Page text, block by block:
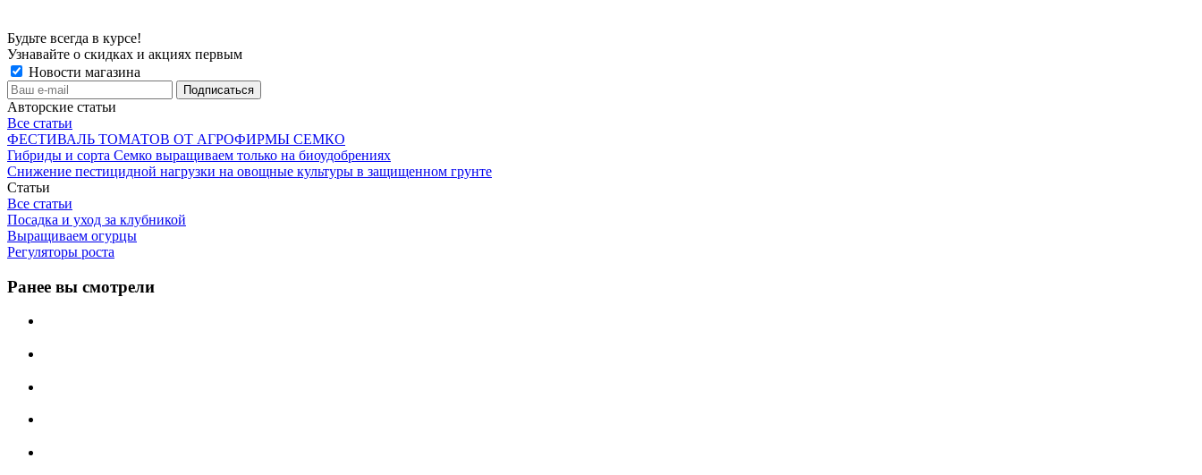
Будьте всегда в курсе!
Узнавайте о скидках и акциях первым
Новости магазина
Авторские статьи
Все статьи
ФЕСТИВАЛЬ ТОМАТОВ ОТ АГРОФИРМЫ СЕМКО
Гибриды и сорта Семко выращиваем только на биоудобрениях
Снижение пестицидной нагрузки на овощные культуры в защищенном грунте
Статьи
Все статьи
Посадка и уход за клубникой
Выращиваем огурцы
Регуляторы роста
Ранее вы смотрели